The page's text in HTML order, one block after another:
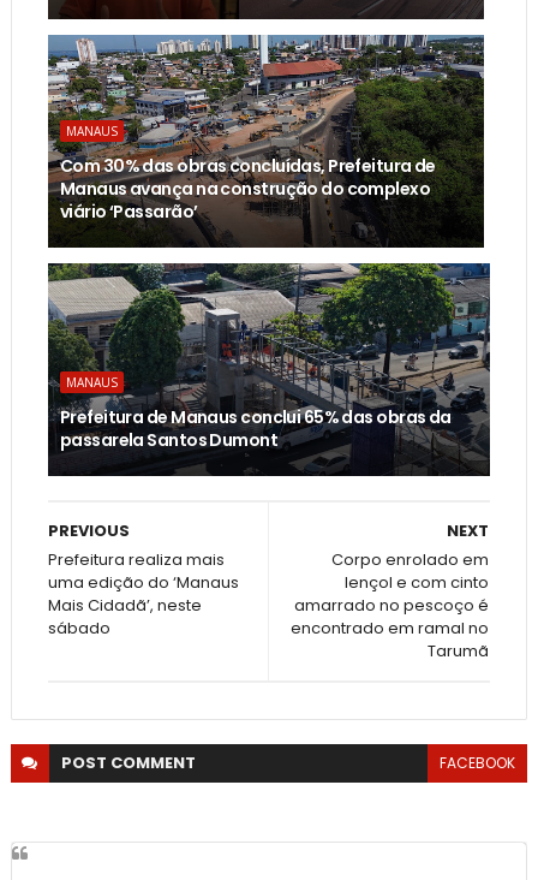
MANAUS
Com 30% das obras concluídas, Prefeitura de
Manaus avança na construção do complexo
viário ‘Passarão’
MANAUS
Prefeitura de Manaus conclui 65% das obras da
passarela Santos Dumont
NEXT
Corpo enrolado em
lençol e com cinto
amarrado no pescoço é
encontrado em ramal no
Tarumã
PREVIOUS
Prefeitura realiza mais
uma edição do ‘Manaus
Mais Cidadã’, neste
sábado
POST COMMENT FACEBOOK